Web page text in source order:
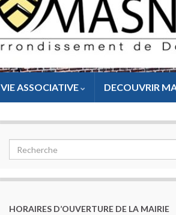
VIE ASSOCIATIVE DECOUVRIR
HORAIRES D’OUVERTURE DE LA MAIRIE